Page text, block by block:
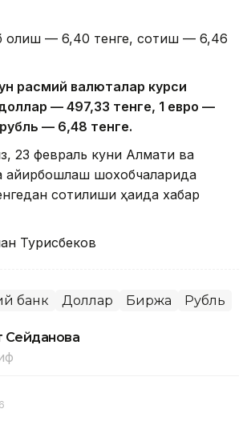
олиш — 6,40 тенге, сотиш — 6,46
расмий валюталар курси
— 497,33 тенге, 1 евро —
— 6,48 тенге.
23 февраль куни Алмати ва
айирбошлаш шохобчаларида
сотилиши ҳақида хабар
Турисбеков
банк Доллар Биржа Рубль
Сейданова